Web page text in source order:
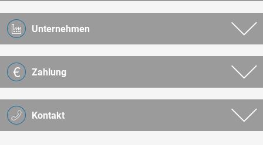
Kontakt
Unternehmen
Zahlung